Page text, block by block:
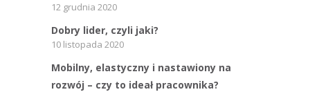
12 grudnia 2020
Dobry lider, czyli jaki?
10 listopada 2020
Mobilny, elastyczny i nastawiony na
rozwój – czy to ideał pracownika?